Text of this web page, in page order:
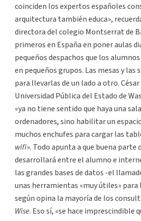
coinciden los expertos españoles
arquitectura también educa»,
directora del colegio Montserrat de
primeros en España en poner aulas
pequeños despachos que los
en pequeños grupos. Las mesas y las
para llevarlas de un lado a otro.
Universidad Pública del Estado de
«ya no tiene sentido que haya una
ordenadores, sino habilitar un
muchos enchufes para cargar las
wifi». Todo apunta a que buena parte
desarrollará entre el alumno e
las grandes bases de datos -el
unas herramientas «muy útiles»
según opina la mayoría de los
Wise. Eso sí, «se hace imprescindible